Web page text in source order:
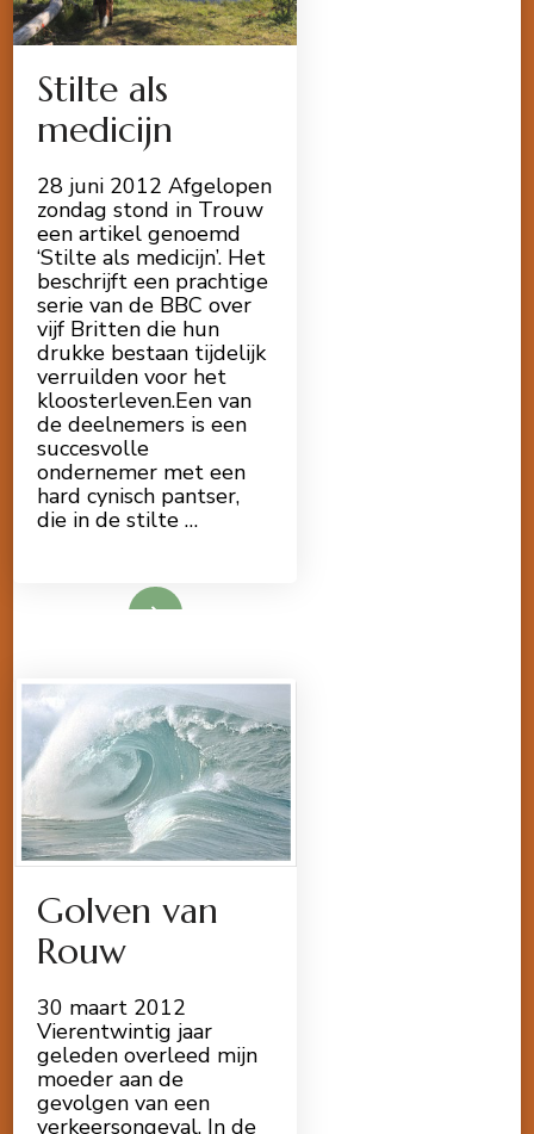
Stilte als
medicijn
28 juni 2012 Afgelopen
zondag stond in Trouw
een artikel genoemd
‘Stilte als medicijn’. Het
beschrijft een prachtige
serie van de BBC over
vijf Britten die hun
drukke bestaan tijdelijk
verruilden voor het
kloosterleven.Een van
de deelnemers is een
succesvolle
ondernemer met een
hard cynisch pantser,
die in de stilte …
Golven van
Rouw
30 maart 2012
Vierentwintig jaar
geleden overleed mijn
moeder aan de
gevolgen van een
verkeersongeval. In de